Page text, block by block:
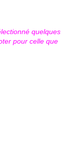
quelques
pour celle que